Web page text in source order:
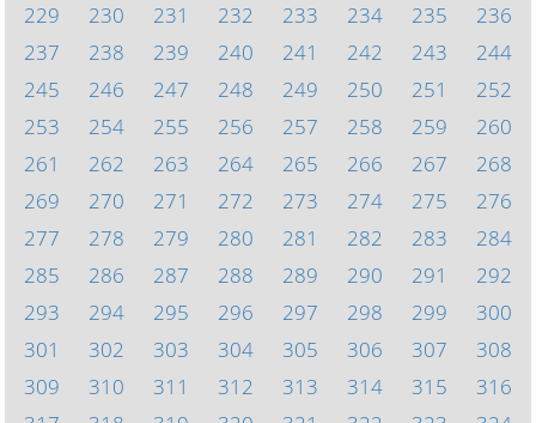
229
230 231 232 233 234 235
236
237
238 239 240 241 242 243
244
245
246 247 248 249 250 251
252
253
254 255 256 257 258 259
260
261
262 263 264 265 266 267
268
269
270 271 272 273 274 275
276
277
278 279 280 281 282 283
284
285
286 287 288 289 290 291
292
293
294 295 296 297 298 299
300
301
302 303 304 305 306 307
308
309
310 311 312 313 314 315
316